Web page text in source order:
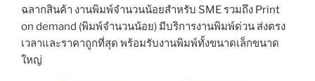
ฉลากสินค้า งานพิมพ์จำนวนน้อยสำหรับ SME รวมถึง Print
on demand (พิมพ์จำนวนน้อย) มีบริการงานพิมพ์ด่วน ส่งตรง
เวลาและราคาถูกที่สุด พร้อมรับงานพิมพ์ทั้งขนาดเล็กขนาด
ใหญ่